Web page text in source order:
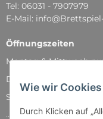
Wie wir
Durch Klicken auf
Tel: 06031 - 7907979
E-Mail:
Öffnungszeiten
Montag & Mittwoch
Dienstag, Donnerstag
Samstag: 11:00 - 14:00
...und natürlich